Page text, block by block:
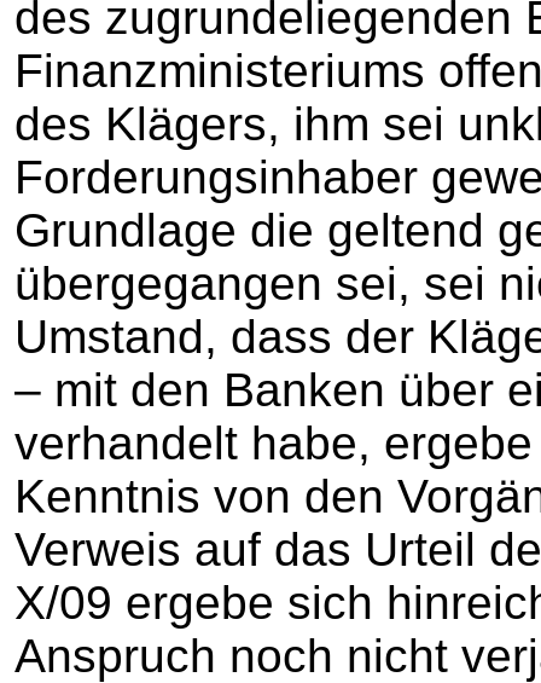
des zugrundeliegenden
Finanzministeriums
des Klägers, ihm sei
Forderungsinhaber
Grundlage die geltend
übergegangen sei, sei
Umstand, dass der
– mit den Banken über
verhandelt habe,
Kenntnis von den
Verweis auf das Urteil
X/09 ergebe sich
Anspruch noch nicht